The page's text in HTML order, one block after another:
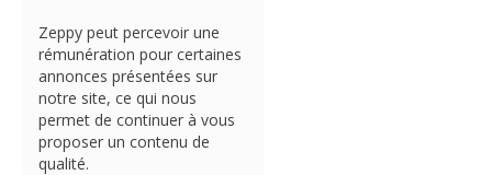
Zeppy peut percevoir une
rémunération pour certaines
annonces présentées sur
notre site, ce qui nous
permet de continuer à vous
proposer un contenu de
qualité.